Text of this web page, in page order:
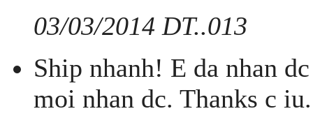
03/03/2014 DT..013
Ship nhanh! E da nhan
moi nhan dc. Thanks c